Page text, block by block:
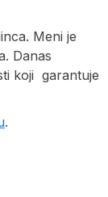
Meni je
Danas
koji garantuje
.